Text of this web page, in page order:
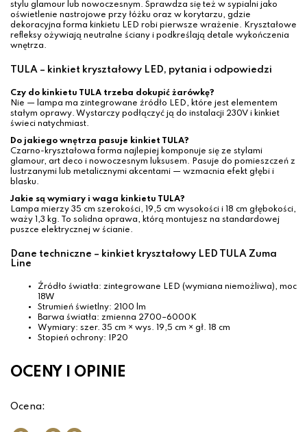
stylu glamour lub nowoczesnym. Sprawdza się też w sypialni jako
oświetlenie nastrojowe przy łóżku oraz w korytarzu, gdzie
dekoracyjna forma kinkietu LED robi pierwsze wrażenie. Kryształowe
refleksy ożywiają neutralne ściany i podkreślają detale wykończenia
wnętrza.
TULA – kinkiet kryształowy LED, pytania i odpowiedzi
Czy do kinkietu TULA trzeba dokupić żarówkę?
Nie — lampa ma zintegrowane źródło LED, które jest elementem
stałym oprawy. Wystarczy podłączyć ją do instalacji 230V i kinkiet
świeci natychmiast.
Do jakiego wnętrza pasuje kinkiet TULA?
Czarno-kryształowa forma najlepiej komponuje się ze stylami
glamour, art deco i nowoczesnym luksusem. Pasuje do pomieszczeń z
lustrzanymi lub metalicznymi akcentami — wzmacnia efekt głębi i
blasku.
Jakie są wymiary i waga kinkietu TULA?
Lampa mierzy 35 cm szerokości, 19,5 cm wysokości i 18 cm głębokości,
waży 1,3 kg. To solidna oprawa, którą montujesz na standardowej
puszce elektrycznej w ścianie.
Dane techniczne – kinkiet kryształowy LED TULA Zuma
Line
Źródło światła: zintegrowane LED (wymiana niemożliwa), moc
18W
Strumień świetlny: 2100 lm
Barwa światła: zmienna 2700–6000K
Wymiary: szer. 35 cm × wys. 19,5 cm × gł. 18 cm
Stopień ochrony: IP20
OCENY I OPINIE
Ocena: